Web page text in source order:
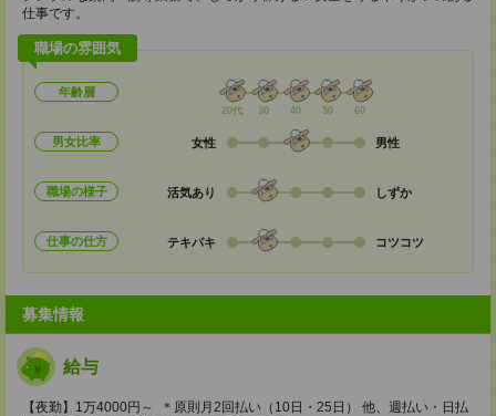
仕事です。
職場の雰囲気
年齢層
20代 30 40 50 60
男女比率 女性 男性
職場の様子 活気あり しずか
仕事の仕方 テキパキ コツコツ
募集情報
給与
【夜勤】1万4000円～ ＊原則月2回払い（10日・25日） 他、週払い・日払